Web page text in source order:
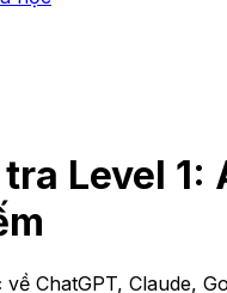
Level 1:
ChatGPT, Claude,